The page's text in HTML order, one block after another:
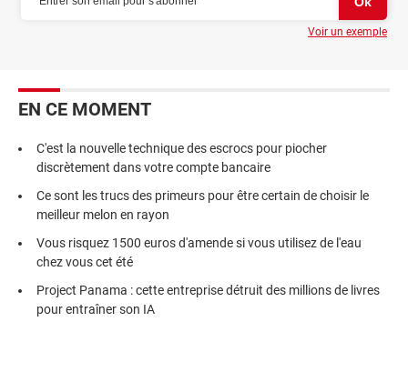
Voir un exemple
EN CE MOMENT
C'est la nouvelle technique des escrocs pour piocher
discrètement dans votre compte bancaire
Ce sont les trucs des primeurs pour être certain de choisir le
meilleur melon en rayon
Vous risquez 1500 euros d'amende si vous utilisez de l'eau
chez vous cet été
Project Panama : cette entreprise détruit des millions de livres
pour entraîner son IA